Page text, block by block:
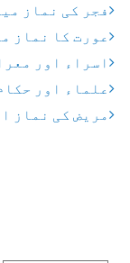
فجر کی نماز
عورت کا نماز
اسراء اور
علماء اور
مریض کی نماز